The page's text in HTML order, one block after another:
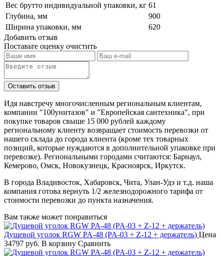
Вес брутто индивидуальной упаковки, кг 61
Глубина, мм
900
Ширина упаковки, мм
620
Добавить отзыв
Поставьте оценку очистить
Идя навстречу многочисленным региональным клиентам,
компании "100унитазов" и "Европейская сантехника", при
покупке товаров свыше 15 000 рублей каждому
региональному клиенту возвращает стоимость перевозки от
нашего склада до города клиента (кроме тех товарных
позиций, которые нуждаются в дополнительной упаковке при
перевозке). Региональными городами считаются: Барнаул,
Кемерово, Омск, Новокузнецк, Красноярск, Иркутск.
В города Владивосток, Хабаровск, Чита, Улан-Удэ и т.д. наша
компания готова вернуть 1/2 железнодорожного тарифа от
стоимости перевозки до пункта назначения.
Вам также может понравиться
Душевой уголок RGW PA-48 (PA-03 + Z-12 + держатель) Цена
34797 руб. В корзину Сравнить